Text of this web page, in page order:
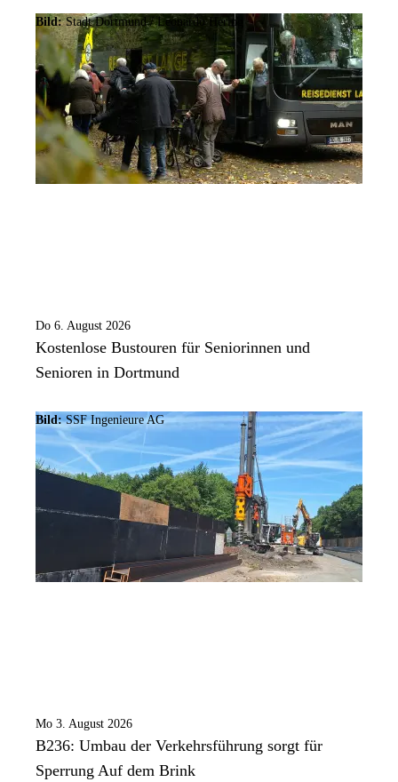
Bild: Stadt Dortmund / Leonardo Hering
Do 6. August 2026
Kostenlose Bustouren für Seniorinnen und
Senioren in Dortmund
Bild: SSF Ingenieure AG
Mo 3. August 2026
B236: Umbau der Verkehrsführung sorgt für
Sperrung Auf dem Brink